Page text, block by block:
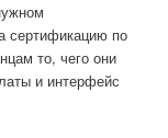
сертификацию по
то, чего они
и интерфейс